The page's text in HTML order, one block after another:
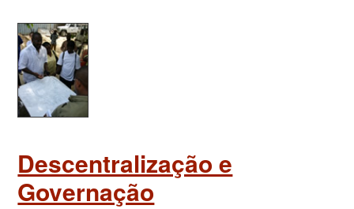
Descentralização e
Governação